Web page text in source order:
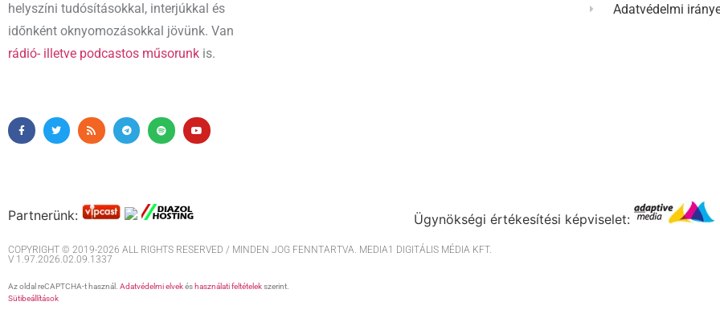
helyszíni tudósításokkal, interjúkkal és
időnként oknyomozásokkal jövünk. Van
rádió- illetve podcastos műsorunk is.
Adatvédelmi
Partnerünk: Ügynökségi értékesítési képviselet:
COPYRIGHT © 2019-2026 ALL RIGHTS RESERVED / MINDEN JOG FENNTARTVA. MEDIA1 DIGITÁLIS MÉDIA KFT.
V 1.97.2026.02.09.1337
Az oldal reCAPTCHA-t használ. Adatvédelmi elvekés használati feltételekszerint.
Sütibeállítások